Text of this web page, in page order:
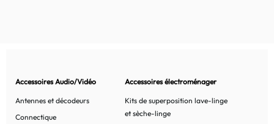
Accessoires Audio/Vidéo
Antennes et décodeurs
Connectique
Accessoires électroménager
Kits de superposition lave-linge
et sèche-linge